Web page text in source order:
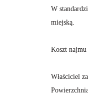
W
miejską.
Koszt najmu
Właściciel